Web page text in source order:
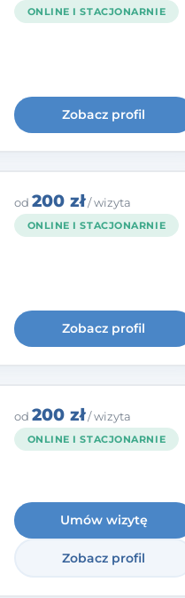
ONLINE I STACJONARNIE
Zobacz profil
od 200 zł/ wizyta
ONLINE I STACJONARNIE
Zobacz profil
od 200 zł/ wizyta
ONLINE I STACJONARNIE
Umów wizytę
Zobacz profil